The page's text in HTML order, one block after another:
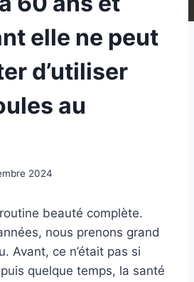
elle ne peut
d’utiliser
au
2024
beauté complète.
nous prenons grand
Avant, ce n’était pas si
quelque temps, la santé